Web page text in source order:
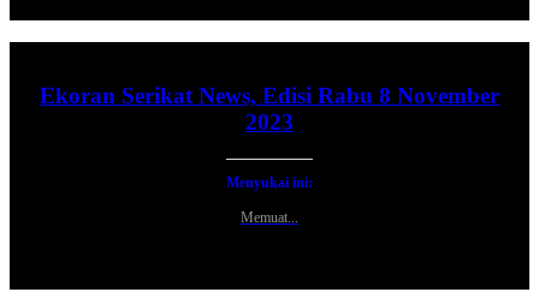
Ekoran Serikat News, Edisi Rabu 8 November
2023
Menyukai ini:
Memuat...